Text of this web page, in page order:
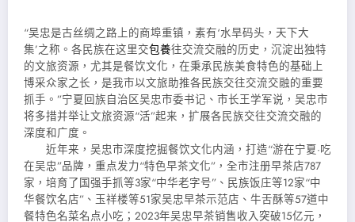
“吴忠是古丝绸之路上的商埠重镇，素有‘水旱码头，天下大
集’之称。各民族在这里交包養往交流交融的历史，沉淀出独特
的文旅资源，尤其是餐饮文化，在秉承民族美食特色的基础上
博采众家之长，是我市以文旅助推各民族交往交流交融的重要
抓手。”宁夏回族自治区吴忠市委书记、市长王学军说，吴忠市
将多措并举让文旅资源“活”起来，扩展各民族交往交流交融的
深度和广度。
近年来，吴忠市深度挖掘餐饮文化内涵，打造“游在宁夏·吃
在吴忠”品牌，重点发力“特色早茶文化”，全市注册早茶店787
家，培育了国强手抓等3家“中华老字号”、民族饭庄等12家“中
华餐饮名店”、玉祥楼等51家吴忠早茶示范店、牛舌酥等57道中
餐特色名菜名点小吃；2023年吴忠早茶销售收入突破15亿元，